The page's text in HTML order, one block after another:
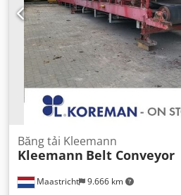
Maastricht 9.666 km
Băng tải Kleemann
Kleemann Belt Conveyor